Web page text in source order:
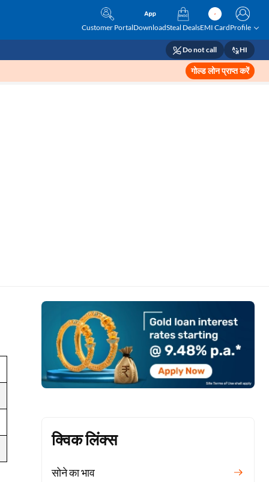
Customer PortalDownloadSteal DealsEMI CardProfile
Do not call HI
गोल्ड लोन प्राप्त करें
क्विक लिंक्स
सोने का भाव